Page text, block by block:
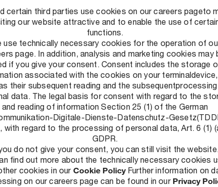
certain third parties use cookies on our careers pageto
our website attractive and to enable the use of
functions.
use technically necessary cookies for the operation of
page. In addition, analysis and marketing cookies may
if you give your consent. Consent includes the storage
associated with the cookies on your
their subsequent reading and the
data. The legal basis for consent with regard to the
and reading of information Section 25 (1) of the German
Digitale-Dienste-Datenschutz-
with regard to the processing of personal data, Art. 6 (1)
GDPR.
do not give your consent, you can still visit the
find out more about the technically necessary cookies
cookies in our Cookie Policy Further information on
on our careers page can be found in our Privacy
ist möglich. Die genauen Details besprechen wir
30 Urlaubstage im Kalenderjahr zur Verfügung.
einer eigenen betrieblichen Krankenkasse bieten
Nimm an unserem kostenlosen
Urban Sports Club-Mitgliedschaft.
Arbeitsumfeld schaffen: Ein Umfeld, in dem flexibles und
Leistung honoriert wird und auf das wir stolz sind. Alle
zu lösen, nachhaltige Ergebnisse zu